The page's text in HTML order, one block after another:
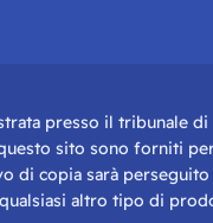
presso il tribunale
sito sono forniti
di copia sarà
altro tipo di